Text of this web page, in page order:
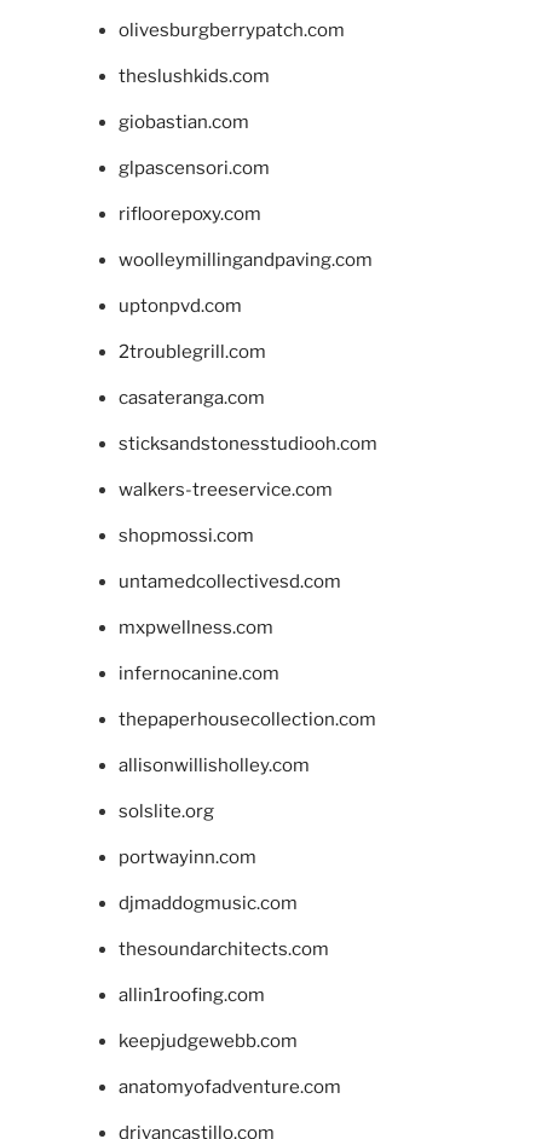
olivesburgberrypatch.com
theslushkids.com
giobastian.com
glpascensori.com
rifloorepoxy.com
woolleymillingandpaving.com
uptonpvd.com
2troublegrill.com
casateranga.com
sticksandstonesstudiooh.com
walkers-treeservice.com
shopmossi.com
untamedcollectivesd.com
mxpwellness.com
infernocanine.com
thepaperhousecollection.com
allisonwillisholley.com
solslite.org
portwayinn.com
djmaddogmusic.com
thesoundarchitects.com
allin1roofing.com
keepjudgewebb.com
anatomyofadventure.com
drivancastillo.com